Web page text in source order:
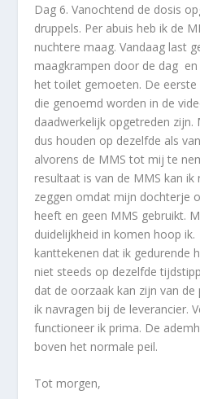
Dag 6. Vanochtend de dosis
druppels. Per abuis heb ik de
nuchtere maag. Vandaag last
maagkrampen door de dag
het toilet gemoeten. De
die genoemd worden in de
daadwerkelijk opgetreden zijn.
dus houden op dezelfde als
alvorens de MMS tot mij te
resultaat is van de MMS kan
zeggen omdat mijn dochterje
heeft en geen MMS gebruikt.
duidelijkheid in komen hoop
kanttekenen dat ik gedurende
niet steeds op dezelfde
dat de oorzaak kan zijn van
ik navragen bij de leverancier.
functioneer ik prima. De
boven het normale peil.
Tot morgen,